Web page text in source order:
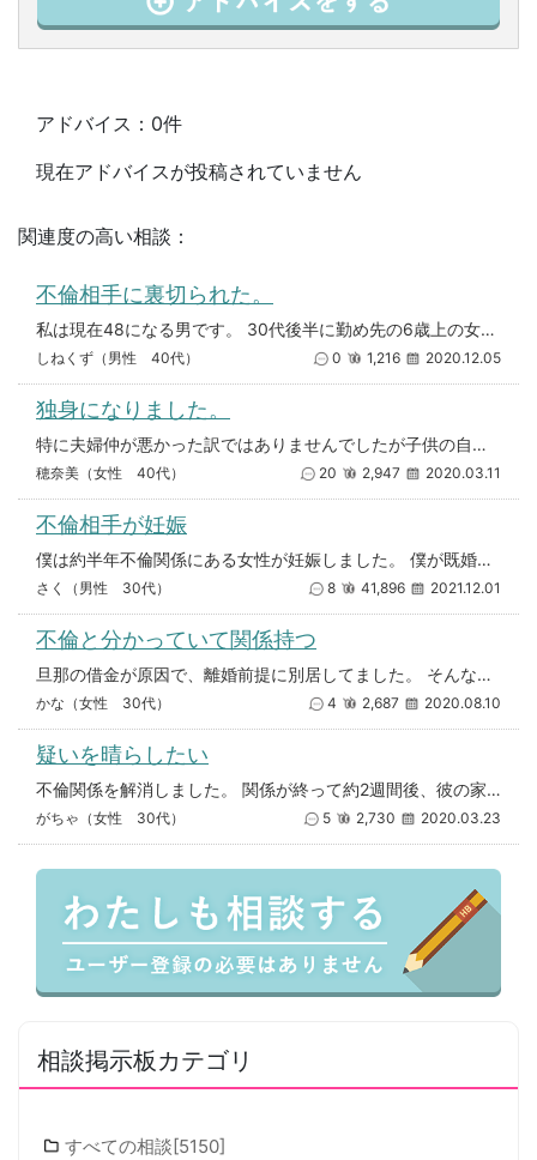
アドバイス：0件
現在アドバイスが投稿されていません
関連度の高い相談：
不倫相手に裏切られた。
私は現在48になる男です。 30代後半に勤め先の6歳上の女性に声を掛けられダブル不倫が始まりました。やがて彼女に一緒にな
しねくず（男性 40代） 0 1,216 2020.12.05
独身になりました。
特に夫婦仲が悪かった訳ではありませんでしたが子供の自立を期に離婚しました。 育児は私任せ、炊事洗濯掃除も協力なし、夫婦関
穂奈美（女性 40代） 20 2,947 2020.03.11
不倫相手が妊娠
僕は約半年不倫関係にある女性が妊娠しました。 僕が既婚者なのを相手は知りません。 僕は嫁と離婚するつもりは全く無いです。
さく（男性 30代） 8 41,896 2021.12.01
不倫と分かっていて関係持つ
旦那の借金が原因で、離婚前提に別居してました。 そんな中、5年以上前から通っているbarの店長さんに相談したところ、今ま
かな（女性 30代） 4 2,687 2020.08.10
疑いを晴らしたい
不倫関係を解消しました。 関係が終って約2週間後、彼の家に彼が浮気している内容の手紙が届いたそうです。 彼と奥さんから連
がちゃ（女性 30代） 5 2,730 2020.03.23
相談掲示板カテゴリ
すべての相談[5150]